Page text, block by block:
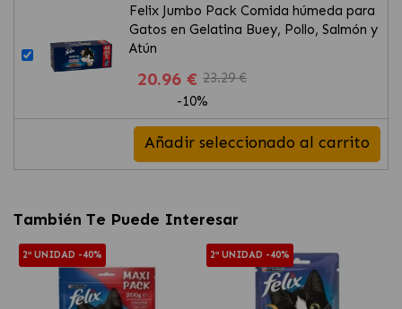
Felix Jumbo Pack Comida húmeda para
Gatos en Gelatina Buey, Pollo, Salmón y
Atún
20.96 € 23.29 €
-10%
Añadir seleccionado al carrito
También Te Puede Interesar
2ª UNIDAD -40% 2ª UNIDAD -40%